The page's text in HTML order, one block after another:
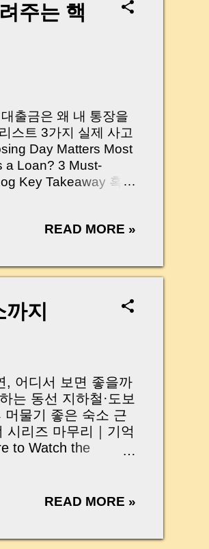
주는 핵
출금은 왜 내 통장을
스트 3가지 실제 사고
Day Matters Most
a Loan? 3 Must-
Key Takeaway 혹시
에서 겪었던 일입니
장으로 안 들어오죠?”
몰라서 생기는 걱정입
하나만 제대로 이해
READ MORE »
지
어디서 보면 좋을까
는 동선 지하철·도보
머물기 좋은 숙소 근
시리즈 마무리｜기억
to Watch the
ARMYREAD MORE »